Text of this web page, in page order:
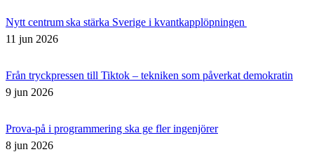
Nytt centrum ska stärka Sverige i kvantkapplöpningen
11 jun 2026
Från tryckpressen till Tiktok – tekniken som påverkat demokratin
9 jun 2026
Prova-på i programmering ska ge fler ingenjörer
8 jun 2026